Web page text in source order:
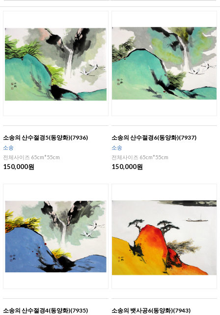
소송의 산수절경5(동양화)(7936)
소송
전체사이즈 65cm*55cm
150,000원
소송의 산수절경6(동양화)(7937)
소송
전체사이즈 65cm*55cm
150,000원
소송의 산수절경4(동양화)(7935) 소송의 뱃사공6(동양화)(7943)